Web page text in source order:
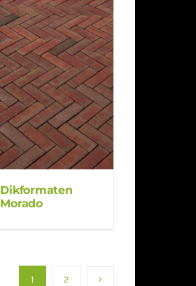
Dikformaten
Morado
1 2